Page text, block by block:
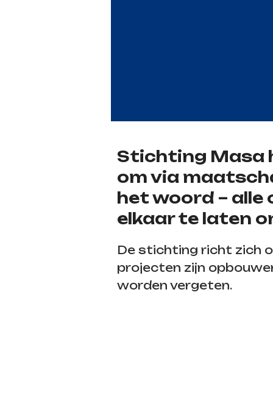
Stichting Masa
om via
het woord – alle
elkaar te laten
De stichting richt zich
projecten zijn
worden vergeten.